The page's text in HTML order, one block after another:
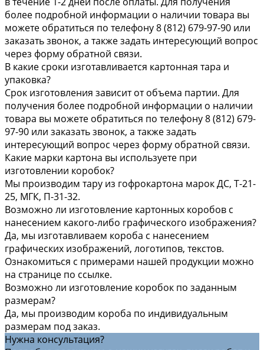
более подробной информации о наличии товара вы
можете обратиться по телефону 8 (812) 679-97-90 или
заказать звонок, а также задать интересующий вопрос
через форму обратной связи.
В какие сроки изготавливается картонная тара и
упаковка?
Срок изготовления зависит от объема партии. Для
получения более подробной информации о наличии
товара вы можете обратиться по телефону 8 (812) 679-
97-90 или заказать звонок, а также задать
интересующий вопрос через форму обратной связи.
Какие марки картона вы используете при
изготовлении коробок?
Мы производим тару из гофрокартона марок ДС, Т-21-
25, МГК, П-31-32.
Возможно ли изготовление картонных коробов с
нанесением какого-либо графического изображения?
Да, мы изготавливаем короба с нанесением
графических изображений, логотипов, текстов.
Ознакомиться с примерами нашей продукции можно
на странице по ссылке.
Возможно ли изготовление коробок по заданным
размерам?
Да, мы производим короба по индивидуальным
размерам под заказ.
Нужна консультация?